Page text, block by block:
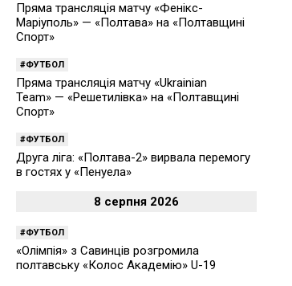
Пряма трансляція матчу «Фенікс-
Маріуполь» — «Полтава» на «Полтавщині
Спорт»
ФУТБОЛ
Пряма трансляція матчу «Ukrainian
Team» — «Решетилівка» на «Полтавщині
Спорт»
ФУТБОЛ
Друга ліга: «Полтава-2» вирвала перемогу
в гостях у «Пенуела»
8 серпня 2026
ФУТБОЛ
«Олімпія» з Савинців розгромила
полтавську «Колос Академію» U-19